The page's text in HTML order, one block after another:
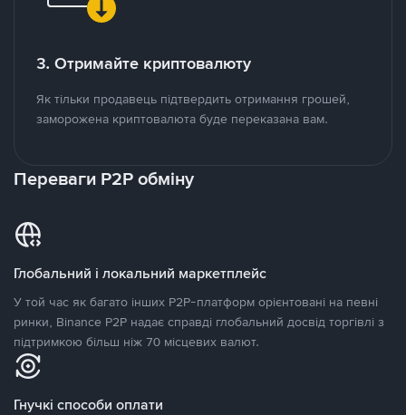
3. Отримайте криптовалюту
Як тільки продавець підтвердить отримання грошей,
заморожена криптовалюта буде переказана вам.
Переваги P2P обміну
Глобальний і локальний маркетплейс
У той час як багато інших P2P-платформ орієнтовані на певні
ринки, Binance P2P надає справді глобальний досвід торгівлі з
підтримкою більш ніж 70 місцевих валют.
Гнучкі способи оплати